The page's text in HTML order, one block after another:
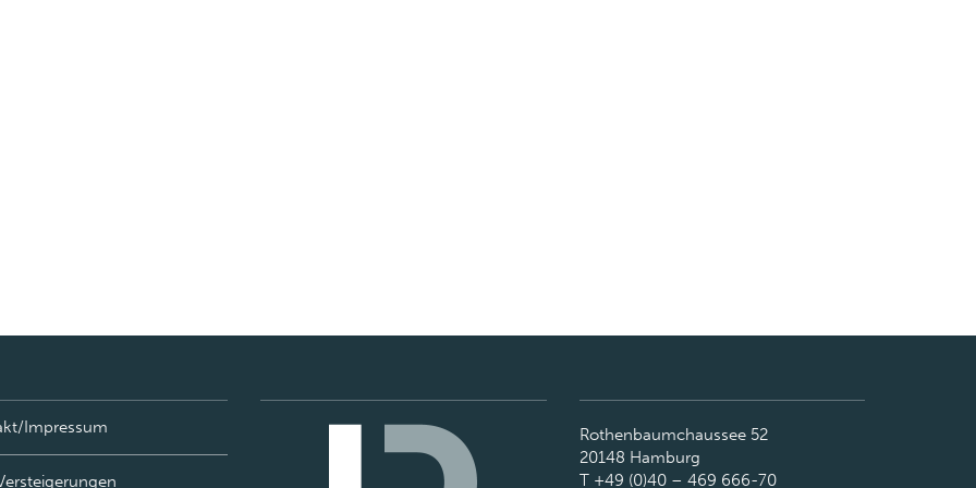
Impressum
Rothenbaumchaussee 52
20148 Hamburg
T +49 (0)40 – 469 666-70